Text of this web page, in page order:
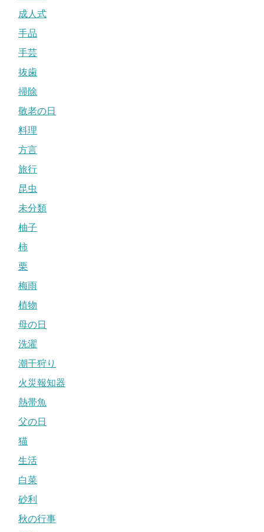
成人式
手品
手芸
抜歯
掃除
敬老の日
料理
方言
旅行
昆虫
未分類
柚子
柿
栗
梅雨
植物
母の日
洗濯
潮干狩り
火災報知器
熱帯魚
父の日
猫
生活
白菜
砂利
秋の行事